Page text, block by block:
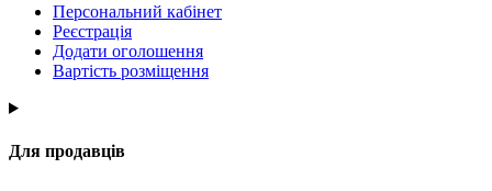
Персональний кабінет
Реєстрація
Додати оголошення
Вартість розміщення
Для продавців